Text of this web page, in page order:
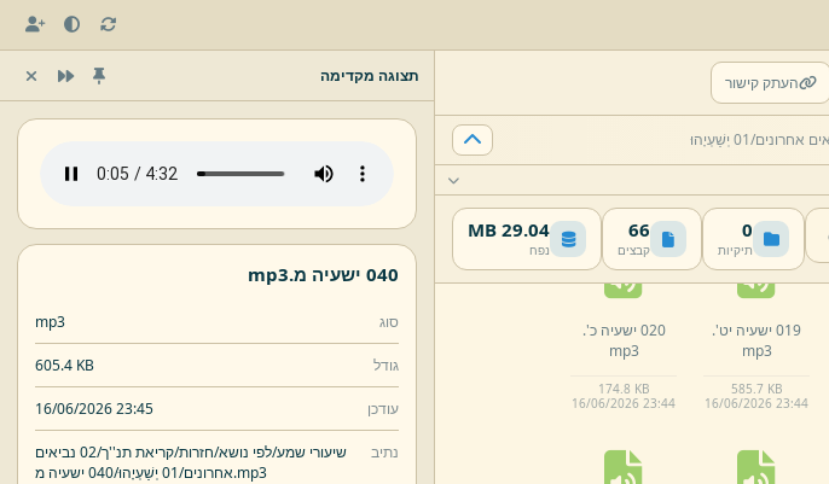
העתק קישור
01 יְשַׁעְיָהוּ
0
תיקיות
66
קבצים
29.04 MB
נפח
mp3
16/06/2026 23:44
16/06/2026 23:44
019 ישעיה יט'.
mp3
585.7 KB
16/06/2026 23:44
020 ישעיה כ'.
mp3
174.8 KB
16/06/2026 23:44
תצוגה מקדימה
040 ישעיה מ. mp3
סוג mp3
גודל 605.4 KB
עודכן 16/06/2026 23:45
נתיב שיעורי שמע/לפי נושא/חזרות/קריאת תנ''ך/
02 נביאים
אחרונים/01 יְשַׁעְיָהוּ/ 040 ישעיה מ.mp3